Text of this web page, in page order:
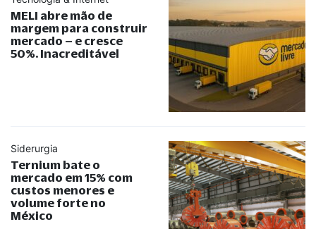
MELI abre mão de
margem para construir
mercado – e cresce
50%. Inacreditável
Siderurgia
Ternium bate o
mercado em 15% com
custos menores e
volume forte no
México